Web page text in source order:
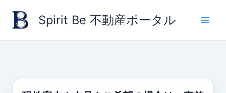
ス
Spirit Be 不動産ポータル